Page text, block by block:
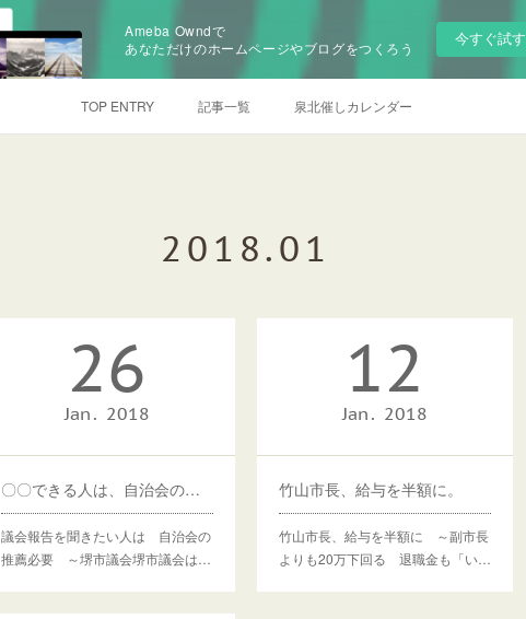
Ameba Owndで
あなただけのホームページやブログをつくろう
今すぐ試す
TOP ENTRY 記事一覧 泉北催しカレンダー
2018.01
26
Jan 2018
〇〇できる人は、自治会の推薦が必要に
議会報告を聞きたい人は 自治会の
推薦必要 ～堺市議会堺市議会は…
12
Jan 2018
竹山市長、給与を半額に。
竹山市長、給与を半額に ～副市長
よりも20万下回る 退職金も「い…